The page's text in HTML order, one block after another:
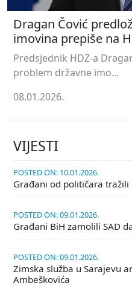
Dragan Čović
imovina prepiše na
Predsjednik HDZ-a
problem državne imo...
08.01.2026.
VIJESTI
POSTED ON: 10.01.2026.
Građani od političara
POSTED ON: 09.01.2026.
Građani BiH zamolili SAD
POSTED ON: 09.01.2026.
Zimska služba u Sarajevu
Ambeškovića